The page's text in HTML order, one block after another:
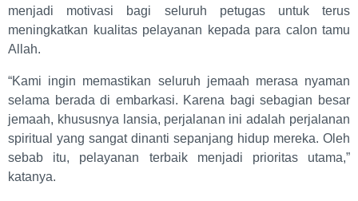
menjadi motivasi bagi seluruh petugas untuk terus
meningkatkan kualitas pelayanan kepada para calon tamu
Allah.
“Kami ingin memastikan seluruh jemaah merasa nyaman
selama berada di embarkasi. Karena bagi sebagian besar
jemaah, khususnya lansia, perjalanan ini adalah perjalanan
spiritual yang sangat dinanti sepanjang hidup mereka. Oleh
sebab itu, pelayanan terbaik menjadi prioritas utama,”
katanya.